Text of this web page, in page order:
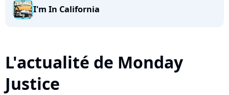
I'm In California
L'actualité de Monday
Justice